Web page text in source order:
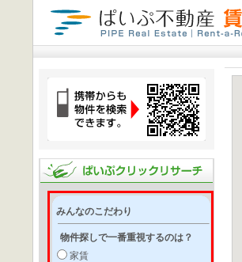
みんなのこだわり
物件探しで一番重視するのは？
家賃